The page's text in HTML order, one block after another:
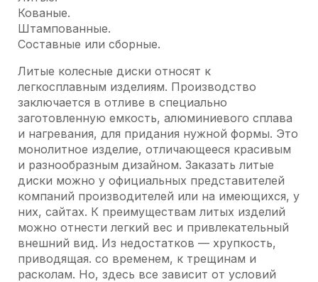
Кованые.
Штампованные.
Составные или сборные.
Литые колесные диски относят к
легкосплавным изделиям. Производство
заключается в отливе в специально
заготовленную емкость, алюминиевого сплава
и нагревания, для придания нужной формы. Это
монолитное изделие, отличающееся красивым
и разнообразным дизайном. Заказать литые
диски можно у официальных представителей
компаний производителей или на имеющихся, у
них, сайтах. К преимуществам литых изделий
можно отнести легкий вес и привлекательный
внешний вид. Из недостатков — хрупкость,
приводящая. со временем, к трещинам и
расколам. Но, здесь все зависит от условий